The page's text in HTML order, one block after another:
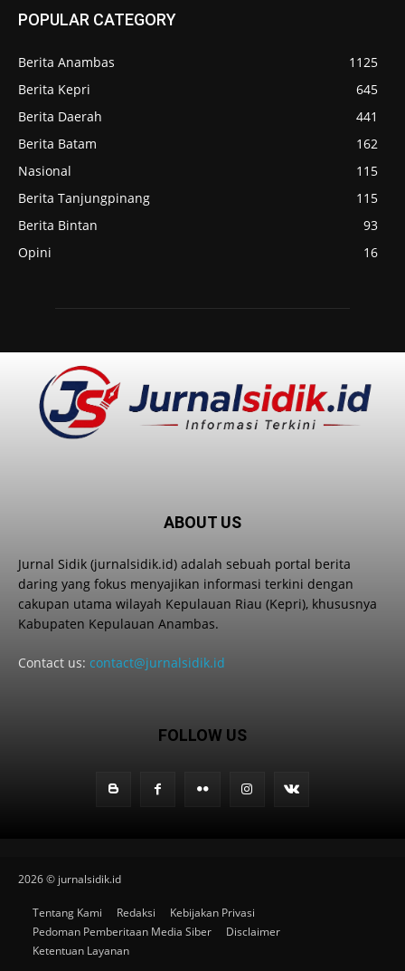
POPULAR CATEGORY
Berita Anambas
1125
Berita Kepri
645
Berita Daerah
441
Berita Batam
162
Nasional
115
Berita Tanjungpinang
115
Berita Bintan
93
Opini
16
ABOUT US
Jurnal Sidik (jurnalsidik.id) adalah sebuah portal berita
daring yang fokus menyajikan informasi terkini dengan
cakupan utama wilayah Kepulauan Riau (Kepri), khususnya
Kabupaten Kepulauan Anambas.
Contact us: contact@jurnalsidik.id
FOLLOW US
2026 © jurnalsidik.id
Tentang Kami Redaksi
Kebijakan Privasi
Pedoman Pemberitaan Media Siber
Disclaimer
Ketentuan Layanan